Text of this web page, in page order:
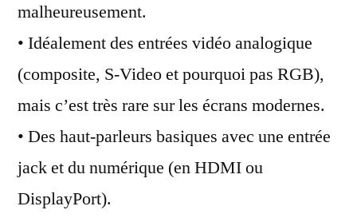
malheureusement.
• Idéalement des entrées vidéo analogique
(composite, S-Video et pourquoi pas RGB),
mais c’est très rare sur les écrans modernes.
• Des haut-parleurs basiques avec une entrée
jack et du numérique (en HDMI ou
DisplayPort).